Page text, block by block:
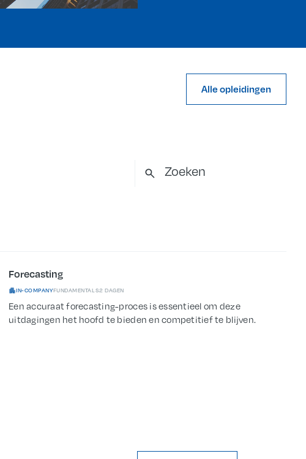
Alle opleidingen
Forecasting
IN-COMPANYFUNDAMENTALS2 DAGEN
Een accuraat forecasting-proces is essentieel om deze
uitdagingen het hoofd te bieden en competitief te blijven.